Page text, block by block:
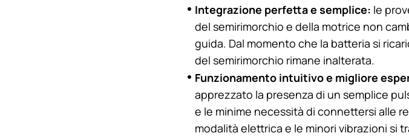
Integrazione perfetta e semplice: le
del semirimorchio e della motrice non
guida. Dal momento che la batteria si
del semirimorchio rimane inalterata.
Funzionamento intuitivo e migliore
apprezzato la presenza di un semplice
e le minime necessità di connettersi alle
modalità elettrica e le minori vibrazioni si